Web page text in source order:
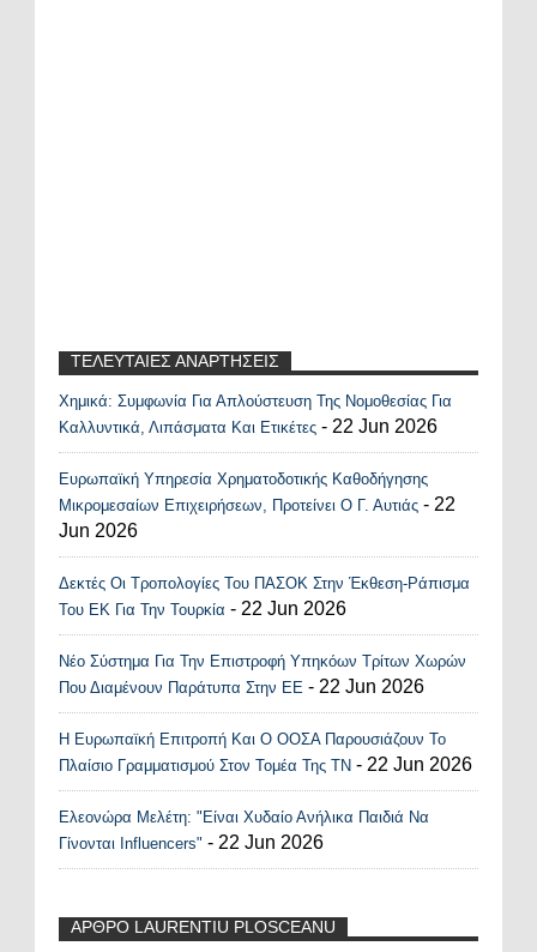
ΤΕΛΕΥΤΑΙΕΣ ΑΝΑΡΤΗΣΕΙΣ
Recent Posts Widget
Χημικά: Συμφωνία Για Απλούστευση Της Νομοθεσίας Για
Καλλυντικά, Λιπάσματα Και Ετικέτες - 22 Jun 2026
Ευρωπαϊκή Υπηρεσία Χρηματοδοτικής Καθοδήγησης
Μικρομεσαίων Επιχειρήσεων, Προτείνει Ο Γ. Αυτιάς - 22
Jun 2026
Δεκτές Οι Τροπολογίες Του ΠΑΣΟΚ Στην Έκθεση-Ράπισμα
Του ΕΚ Για Την Τουρκία - 22 Jun 2026
Νέο Σύστημα Για Την Επιστροφή Υπηκόων Τρίτων Χωρών
Που Διαμένουν Παράτυπα Στην ΕΕ - 22 Jun 2026
Η Ευρωπαϊκή Επιτροπή Και Ο ΟΟΣΑ Παρουσιάζουν Το
Πλαίσιο Γραμματισμού Στον Τομέα Της ΤΝ - 22 Jun 2026
Ελεονώρα Μελέτη: "Είναι Χυδαίο Ανήλικα Παιδιά Να
Γίνονται Influencers" - 22 Jun 2026
ΑΡΘΡΟ LAURENTIU PLOSCEANU